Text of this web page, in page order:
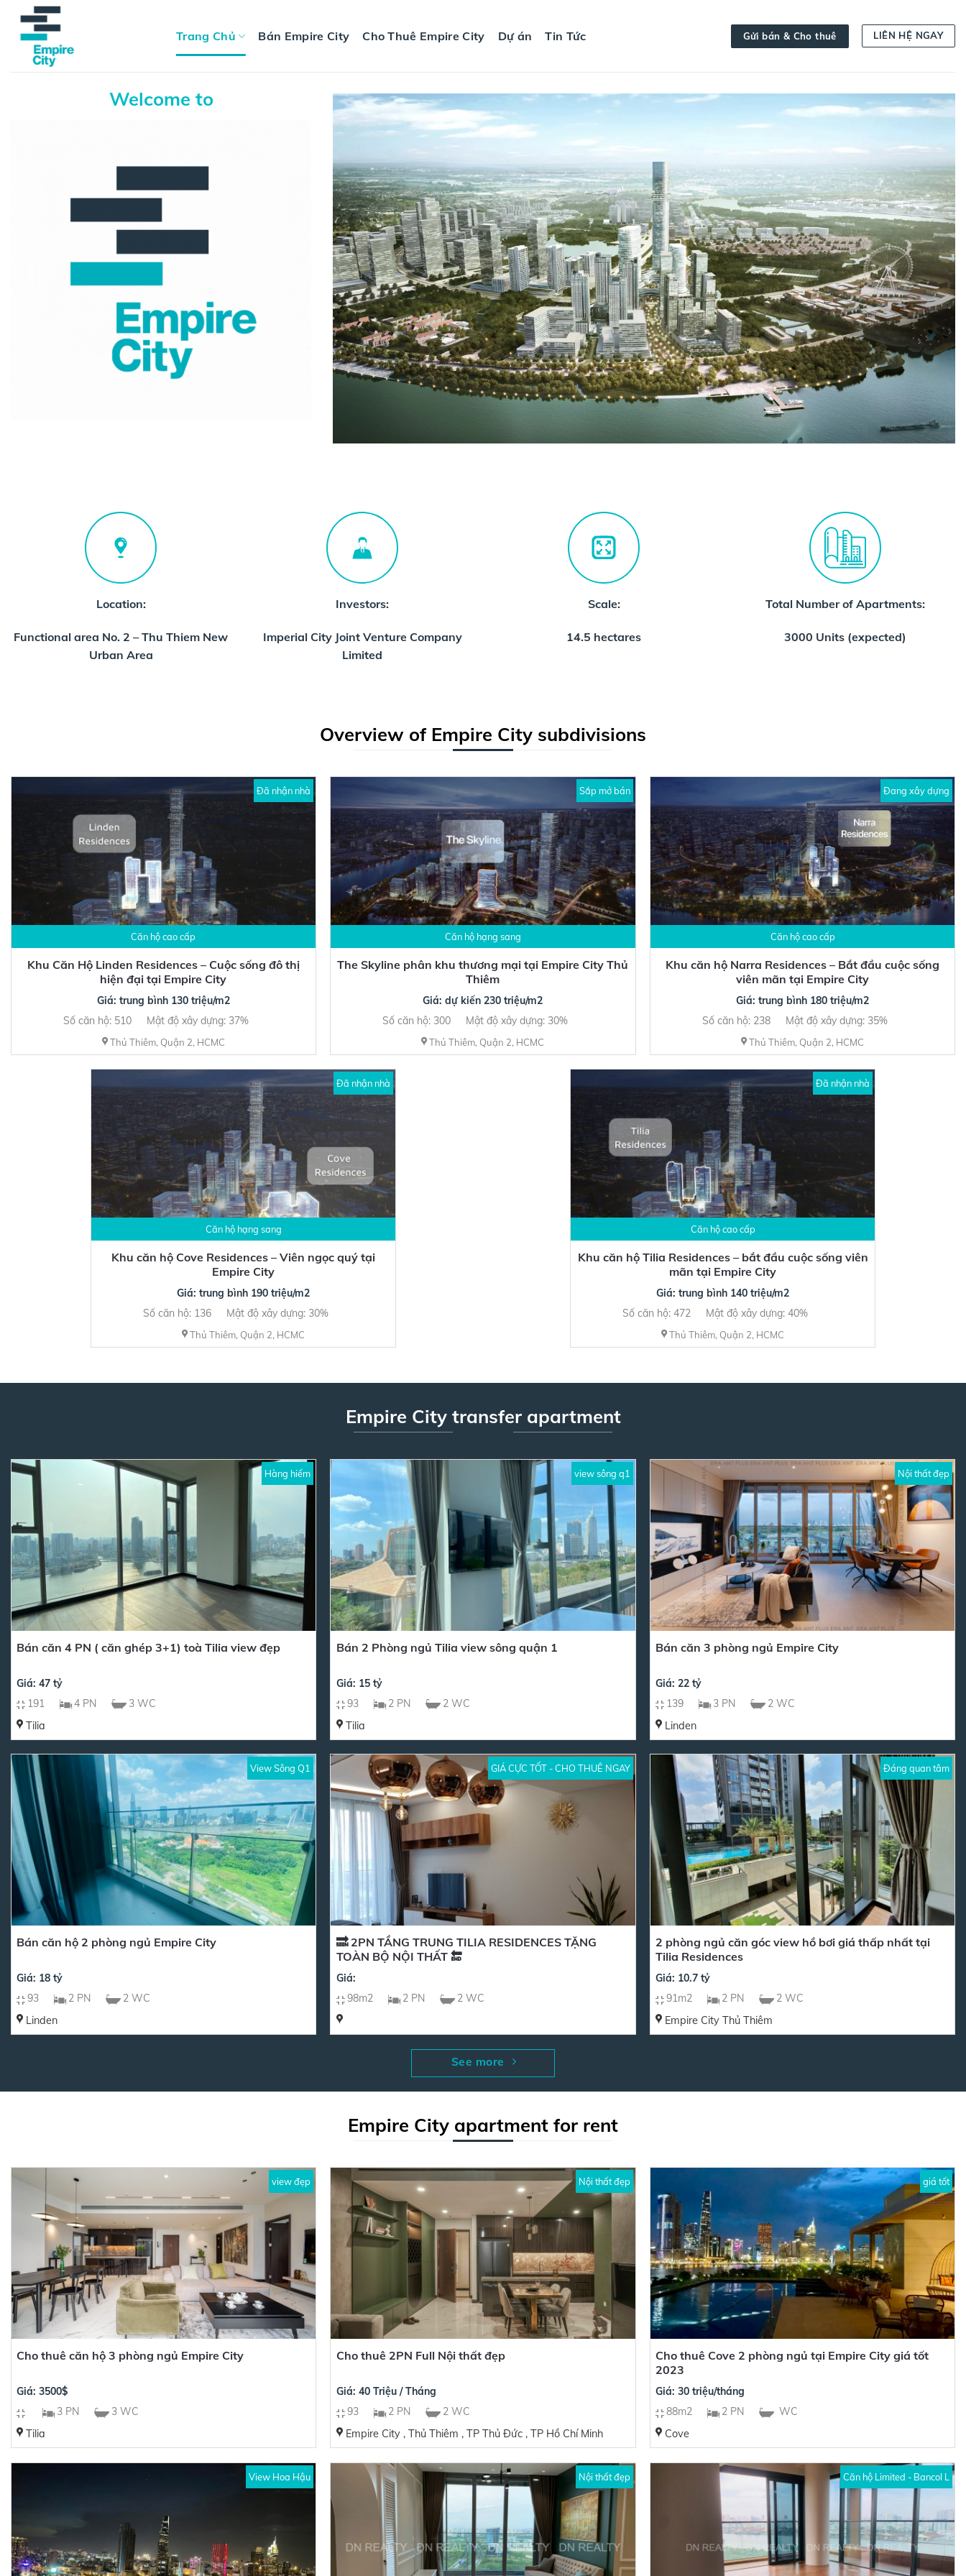
content
Trang Chủ Bán Empire City Cho Thuê Empire City Dự án Tin Tức Gửi bán & Cho thuê LIÊN HỆ NGAY
Welcome to
Location:
Functional area No. 2 – Thu Thiem New
Urban Area
Investors:
Imperial City Joint Venture Company
Limited
Scale:
14.5 hectares
Total Number of Apartments:
3000 Units (expected)
Overview of Empire City subdivisions
Đã nhận nhà
Căn hộ cao cấp
Khu Căn Hộ Linden Residences – Cuộc sống đô thị
hiện đại tại Empire City
Giá: trung bình 130 triệu/m2
Số căn hộ: 510
Mật độ xây dựng: 37%
Thủ Thiêm, Quận 2, HCMC
Sắp mở bán
Căn hộ hạng sang
The Skyline phân khu thương mại tại Empire City Thủ
Thiêm
Giá: dự kiến 230 triệu/m2
Số căn hộ: 300
Mật độ xây dựng: 30%
Thủ Thiêm, Quận 2, HCMC
Đang xây dựng
Căn hộ cao cấp
Khu căn hộ Narra Residences – Bắt đầu cuộc sống
viên mãn tại Empire City
Giá: trung bình 180 triệu/m2
Số căn hộ: 238
Mật độ xây dựng: 35%
Thủ Thiêm, Quận 2, HCMC
Đã nhận nhà
Căn hộ hạng sang
Khu căn hộ Cove Residences – Viên ngọc quý tại
Empire City
Giá: trung bình 190 triệu/m2
Số căn hộ: 136
Mật độ xây dựng: 30%
Thủ Thiêm, Quận 2, HCMC
Đã nhận nhà
Căn hộ cao cấp
Khu căn hộ Tilia Residences – bắt đầu cuộc sống viên
mãn tại Empire City
Giá: trung bình 140 triệu/m2
Số căn hộ: 472
Mật độ xây dựng: 40%
Thủ Thiêm, Quận 2, HCMC
Empire City transfer apartment
Hàng hiếm
Bán căn 4 PN ( căn ghép 3+1) toà Tilia view đẹp
Giá: 47 tỷ
191
4 PN
3 WC
Tilia
view sông q1
Bán 2 Phòng ngủ Tilia view sông quận 1
Giá: 15 tỷ
93
2 PN
2 WC
Tilia
Nội thất đẹp
Bán căn 3 phòng ngủ Empire City
Giá: 22 tỷ
139
3 PN
2 WC
Linden
View Sông Q1
Bán căn hộ 2 phòng ngủ Empire City
Giá: 18 tỷ
93
2 PN
2 WC
Linden
GIÁ CỰC TỐT - CHO THUÊ NGAY
🔜 2PN TẦNG TRUNG TILIA RESIDENCES TẶNG
TOÀN BỘ NỘI THẤT 🔚
Giá:
98m2
2 PN 2 WC
Đáng quan tâm
2 phòng ngủ căn góc view hồ bơi giá thấp nhất tại
Tilia Residences
Giá: 10.7 tỷ
91m2
2 PN
2 WC
Empire City Thủ Thiêm
See more
Empire City apartment for rent
view đẹp
Cho thuê căn hộ 3 phòng ngủ Empire City
Giá: 3500$
3 PN
3 WC
Tilia
Nội thất đẹp
Cho thuê 2PN Full Nội thất đẹp
Giá: 40 Triệu / Tháng
93
2 PN
2 WC
Empire City , Thủ Thiêm , TP Thủ Đức , TP Hồ Chí Minh
giá tốt
Cho thuê Cove 2 phòng ngủ tại Empire City giá tốt
2023
Giá: 30 triệu/tháng
88m2
2 PN
WC
Cove
View Hoa Hậu Nội thất đẹp Căn hộ Limited - Bancol L